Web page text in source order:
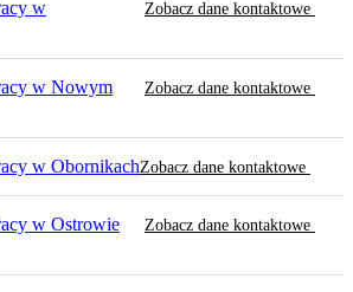
w
Zobacz dane kontaktowe
w Nowym
Zobacz dane kontaktowe
w ObornikachZobacz dane kontaktowe
w Ostrowie
Zobacz dane kontaktowe